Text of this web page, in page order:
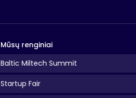
Mūsų renginiai
Baltic Miltech Summit
Startup Fair